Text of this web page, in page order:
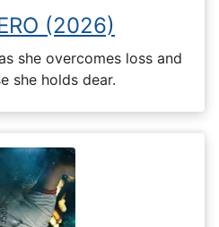
(2026)
she overcomes loss and
she holds dear.